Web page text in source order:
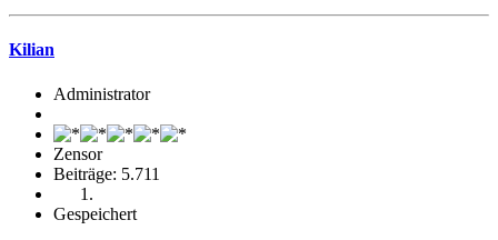
Kilian
Administrator
Zensor
Beiträge: 5.711
Gespeichert